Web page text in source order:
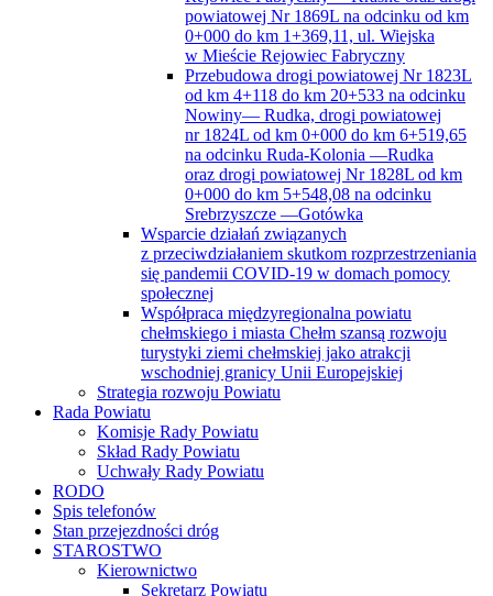
powiatowej Nr 1869L na odcinku od km
0+000 do km 1+369,11, ul. Wiejska
w Mieście Rejowiec Fabryczny
Przebudowa drogi powiatowej Nr 1823L
od km 4+118 do km 20+533 na odcinku
Nowiny— Rudka, drogi powiatowej
nr 1824L od km 0+000 do km 6+519,65
na odcinku Ruda-Kolonia —Rudka
oraz drogi powiatowej Nr 1828L od km
0+000 do km 5+548,08 na odcinku
Srebrzyszcze —Gotówka
Wsparcie działań związanych
z przeciwdziałaniem skutkom rozprzestrzeniania
się pandemii COVID-19 w domach pomocy
społecznej
Współpraca międzyregionalna powiatu
chełmskiego i miasta Chełm szansą rozwoju
turystyki ziemi chełmskiej jako atrakcji
wschodniej granicy Unii Europejskiej
Strategia rozwoju Powiatu
Rada Powiatu
Komisje Rady Powiatu
Skład Rady Powiatu
Uchwały Rady Powiatu
RODO
Spis telefonów
Stan przejezdności dróg
STAROSTWO
Kierownictwo
Sekretarz Powiatu